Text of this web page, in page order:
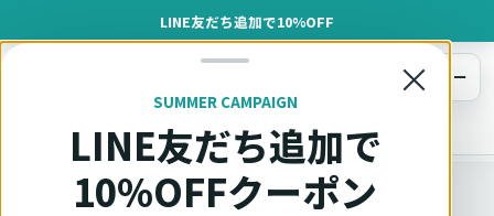
LINE友だち追加で10%OFF
×
SUMMER CAMPAIGN
LINE友だち追加で
10%OFFクーポン
オットキャスト
メニュー
車種適合確認
車種適合確認